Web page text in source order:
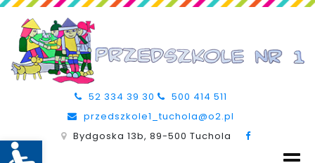
52 334 39 30
500 414 511
przedszkole1_tuchola@o2.pl
Bydgoska 13b, 89-500 Tuchola